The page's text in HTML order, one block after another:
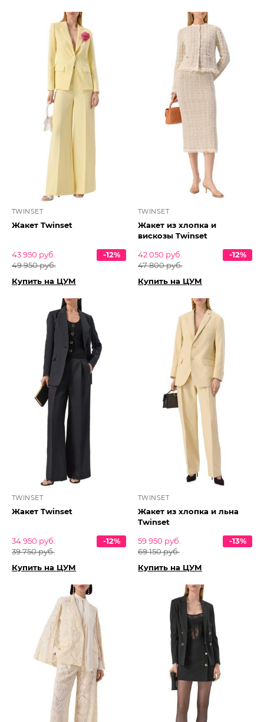
TWINSET
Жакет Twinset
43 950 руб.
49 950 руб.
-12%
Купить на ЦУМ
TWINSET
Жакет из хлопка и
вискозы Twinset
42 050 руб.
47 800 руб.
-12%
Купить на ЦУМ
TWINSET
Жакет Twinset
34 950 руб.
39 750 руб.
-12%
Купить на ЦУМ
TWINSET
Жакет из хлопка и льна
Twinset
59 950 руб.
69 150 руб.
-13%
Купить на ЦУМ